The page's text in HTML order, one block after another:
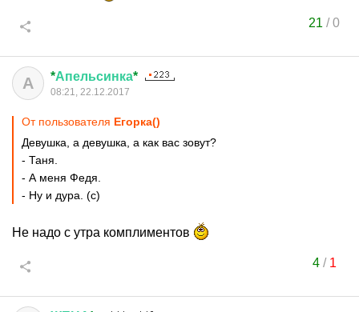
21 /0
А *Апельсинка*
08:21, 22.12.2017
От пользователя Егорка()
Девушка, а девушка, а как вас зовут?
- Таня.
- А меня Федя.
- Ну и дура. (с)
Не надо с утра комплиментов
4/ 1